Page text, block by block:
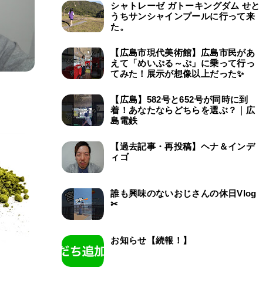
シャトレーゼ ガトーキングダム せと
うちサンシャインプールに行って来
た。
【広島市現代美術館】広島市民があ
えて「めいぷる～ぷ」に乗って行っ
てみた！展示が想像以上だった✨
【広島】582号と652号が同時に到
着！あなたならどちらを選ぶ？｜広
島電鉄
【過去記事・再投稿】ヘナ＆インデ
ィゴ
誰も興味のないおじさんの休日Vlog
✂
お知らせ【続報！】